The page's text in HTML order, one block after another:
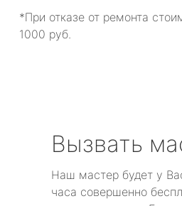
*При отказе от ремонта
1000 руб.
Вызвать
Наш мастер будет у
часа совершенно